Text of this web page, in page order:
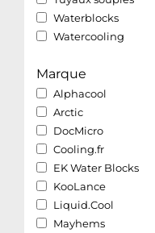
Waterblocks
Watercooling
Marque
Alphacool
Arctic
DocMicro
Cooling.fr
EK Water Blocks
KooLance
Liquid.Cool
Mayhems